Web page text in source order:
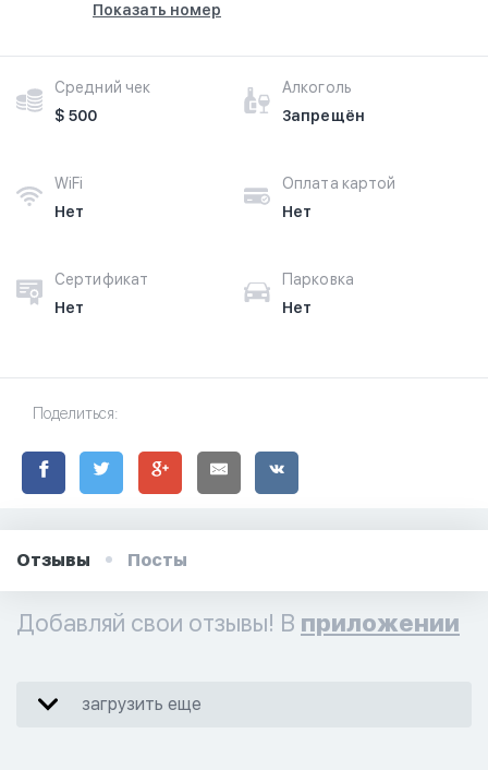
Показать номер
Средний чек
$ 500
Алкоголь
Запрещён
WiFi
Нет
Оплата картой
Нет
Сертификат
Нет
Парковка
Нет
Поделиться:
Отзывы Посты
Добавляй свои отзывы! В приложении
загрузить еще